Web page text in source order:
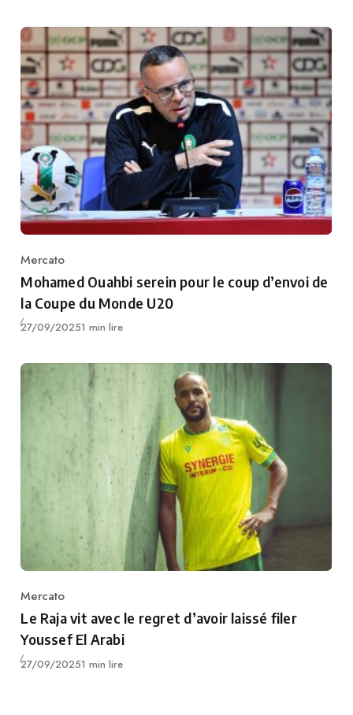
Category
Mercato
Mohamed Ouahbi serein pour le coup d’envoi de
la Coupe du Monde U20
Publié
27/09/20251 min lire
Category
Mercato
Le Raja vit avec le regret d’avoir laissé filer
Youssef El Arabi
Publié
27/09/20251 min lire